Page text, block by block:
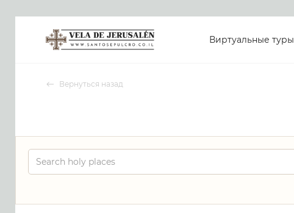
Виртуальные туры
Вернуться назад